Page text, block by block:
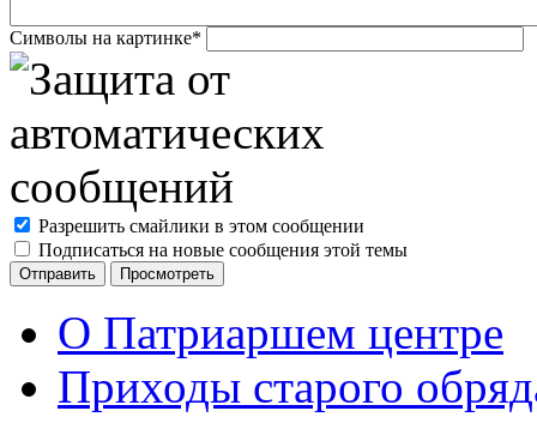
Символы на картинке*
Разрешить смайлики в этом сообщении
Подписаться на новые сообщения этой темы
О Патриаршем центре
Приходы старого